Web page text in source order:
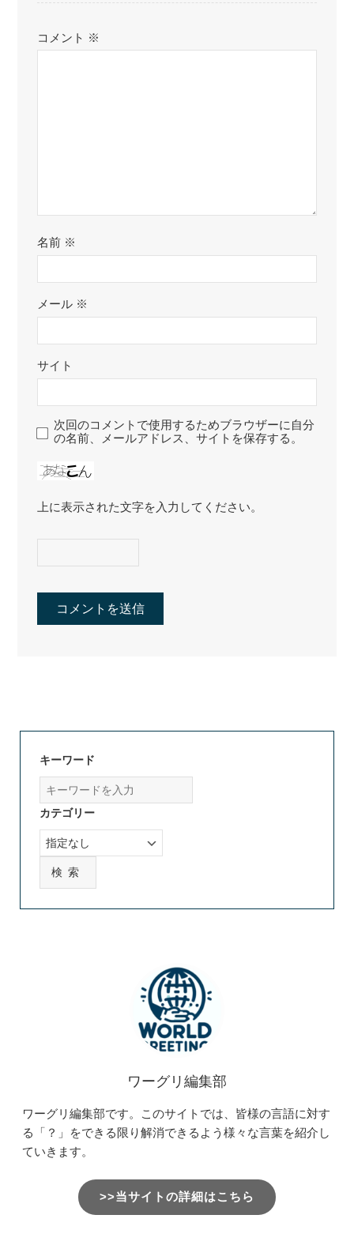
コメント ※
名前 ※
メール ※
サイト
次回のコメントで使用するためブラウザーに自分
の名前、メールアドレス、サイトを保存する。
上に表示された文字を入力してください。
キーワード
カテゴリー
検索
ワーグリ編集部
ワーグリ編集部です。このサイトでは、皆様の言語に対す
る「？」をできる限り解消できるよう様々な言葉を紹介し
ていきます。
>>当サイトの詳細はこちら